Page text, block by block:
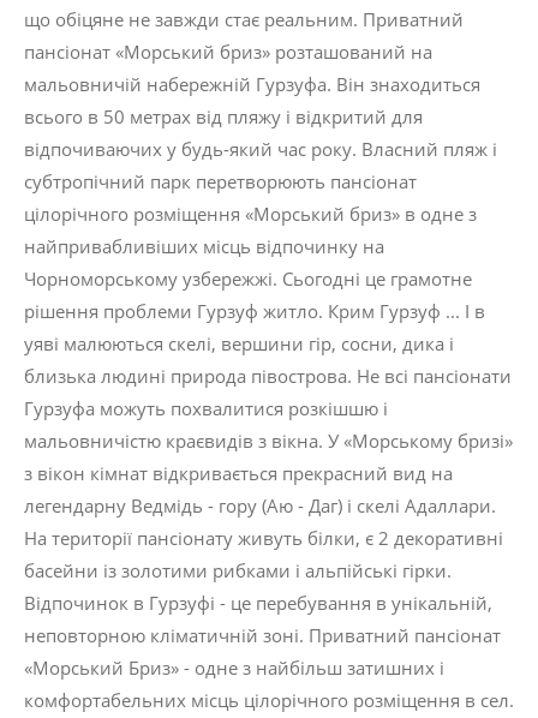
що обіцяне не завжди стає реальним. Приватний
пансіонат «Морський бриз» розташований на
мальовничій набережній Гурзуфа. Він знаходиться
всього в 50 метрах від пляжу і відкритий для
відпочиваючих у будь-який час року. Власний пляж і
субтропічний парк перетворюють пансіонат
цілорічного розміщення «Морський бриз» в одне з
найпривабливіших місць відпочинку на
Чорноморському узбережжі. Сьогодні це грамотне
рішення проблеми Гурзуф житло. Крим Гурзуф ... І в
уяві малюються скелі, вершини гір, сосни, дика і
близька людині природа півострова. Не всі пансіонати
Гурзуфа можуть похвалитися розкішшю і
мальовничістю краєвидів з вікна. У «Морському бризі»
з вікон кімнат відкривається прекрасний вид на
легендарну Ведмідь - гору (Аю - Даг) і скелі Адаллари.
На території пансіонату живуть білки, є 2 декоративні
басейни із золотими рибками і альпійські гірки.
Відпочинок в Гурзуфі - це перебування в унікальній,
неповторною кліматичній зоні. Приватний пансіонат
«Морський Бриз» - одне з найбільш затишних і
комфортабельних місць цілорічного розміщення в сел.